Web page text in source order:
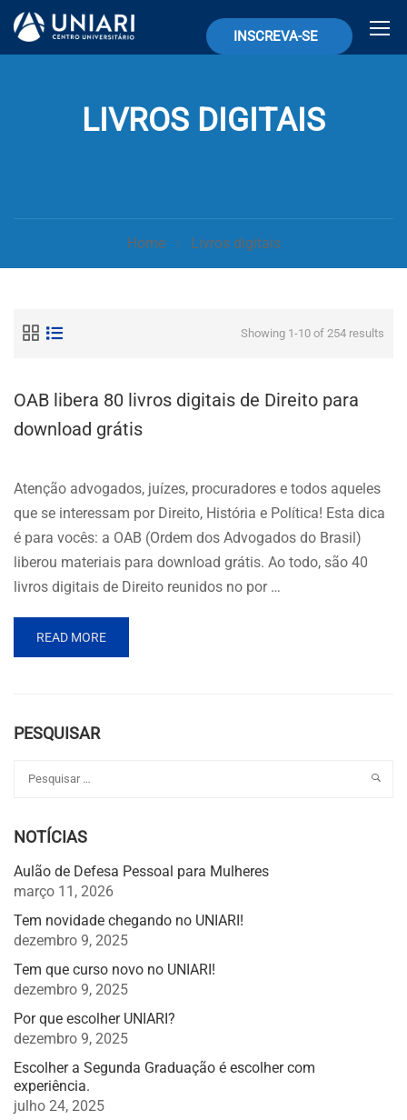
INSCREVA-SE
LIVROS DIGITAIS
Home Livros digitais
Showing 1-10 of 254 results
OAB libera 80 livros digitais de Direito para
download grátis
Atenção advogados, juízes, procuradores e todos aqueles
que se interessam por Direito, História e Política! Esta dica
é para vocês: a OAB (Ordem dos Advogados do Brasil)
liberou materiais para download grátis. Ao todo, são 40
livros digitais de Direito reunidos no por …
READ MORE
PESQUISAR
NOTÍCIAS
Aulão de Defesa Pessoal para Mulheres
março 11, 2026
Tem novidade chegando no UNIARI!
dezembro 9, 2025
Tem que curso novo no UNIARI!
dezembro 9, 2025
Por que escolher UNIARI?
dezembro 9, 2025
Escolher a Segunda Graduação é escolher com
experiência.
julho 24, 2025